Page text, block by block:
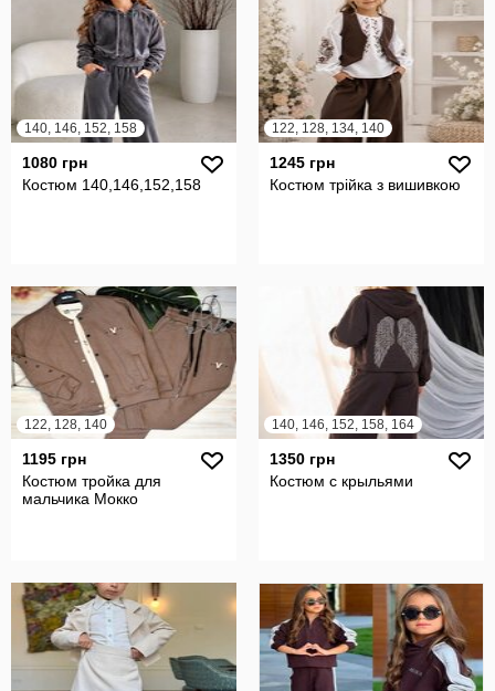
140, 146, 152, 158
1080 грн
Костюм 140,146,152,158
122, 128, 134, 140
1245 грн
Костюм трійка з вишивкою
122, 128, 140
1195 грн
Костюм тройка для
мальчика Мокко
140, 146, 152, 158, 164
1350 грн
Костюм с крыльями